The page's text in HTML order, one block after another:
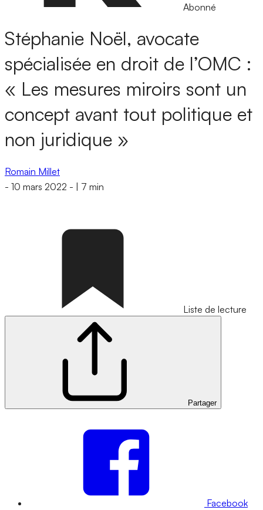
Abonné
Stéphanie Noël, avocate
spécialisée en droit de l’OMC :
« Les mesures miroirs sont un
concept avant tout politique et
non juridique »
Romain Millet
- 10 mars 2022 - 7 min
Liste de lecture
Partager
Facebook